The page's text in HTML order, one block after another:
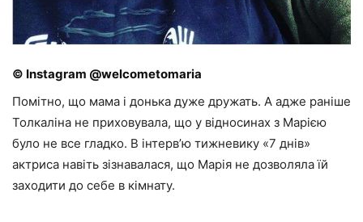
© Instagram @welcometomaria
Помітно, що мама і донька дуже дружать. А адже раніше
Толкаліна не приховувала, що у відносинах з Марією
було не все гладко. В інтерв’ю тижневику «7 днів»
актриса навіть зізнавалася, що Марія не дозволяла їй
заходити до себе в кімнату.